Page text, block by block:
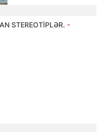
STEREOTİPLƏR. -